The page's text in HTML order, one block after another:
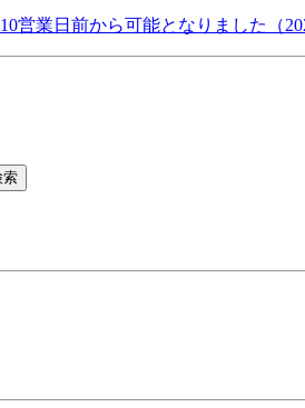
営業日前から可能となりました（
索